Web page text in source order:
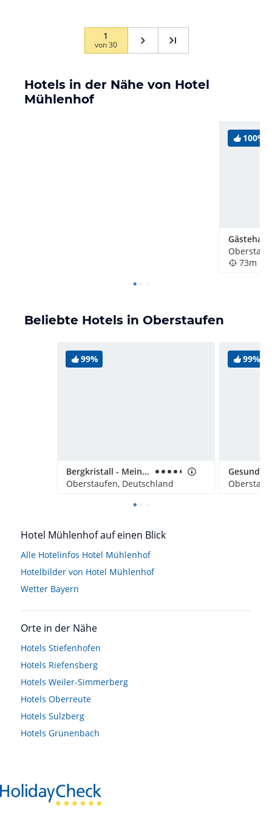
1
von30
Hotels in der Nähe von Hotel
Mühlenhof
100%
73m
Beliebte Hotels in Oberstaufen
99%
Bergkristall - Mein Resort im Allgäu
Oberstaufen, Deutschland
99%
Hotel Mühlenhof auf einen Blick
Alle Hotelinfos Hotel Mühlenhof
Hotelbilder von Hotel Mühlenhof
Wetter Bayern
Orte in der Nähe
Hotels Stiefenhofen
Hotels Riefensberg
Hotels Weiler-Simmerberg
Hotels Oberreute
Hotels Sulzberg
Hotels Grünenbach